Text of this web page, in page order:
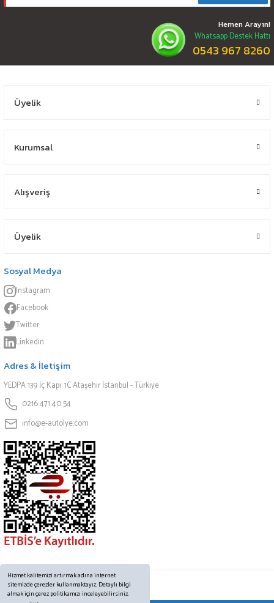
Hizmet kalitemizi artırmak adına internet
sitemizde çerezler kullanmaktayız. Detaylı bilgi
almak için çerez politikamızı inceleyebilirsiniz.
Hemen Arayın!
Whatsapp Destek Hattı
0543 967 8260
Üyelik
Kurumsal
Alışveriş
Üyelik
Sosyal Medya
Instagram
Facebook
Twitter
Linkedin
Adres & İletişim
YEDPA 139 İç Kapı: 1C Ataşehir İstanbul - Türkiye
0216 471 40 54
info@e-autolye.com